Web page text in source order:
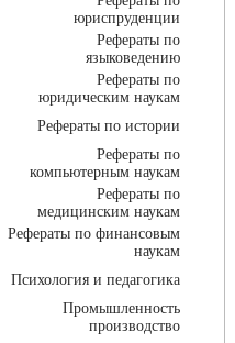
юриспруденции
Рефераты по
языковедению
Рефераты по
юридическим наукам
Рефераты по истории
Рефераты по
компьютерным наукам
Рефераты по
медицинским наукам
Рефераты по финансовым
наукам
Психология и педагогика
Промышленность
производство